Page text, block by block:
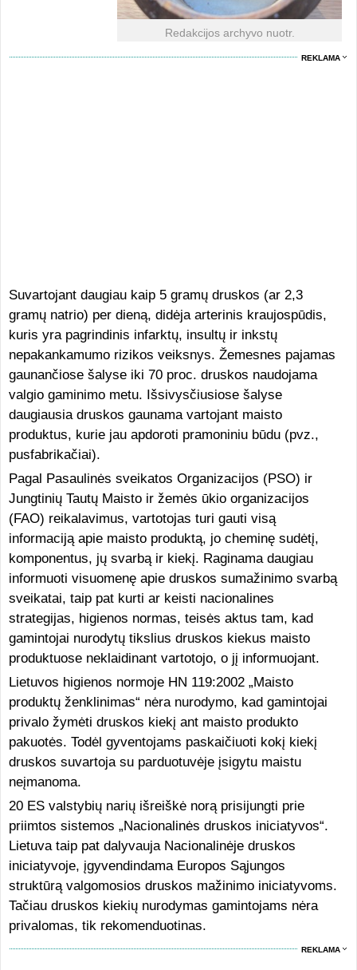
Redakcijos archyvo nuotr.
REKLAMA
Suvartojant daugiau kaip 5 gramų druskos (ar 2,3
gramų natrio) per dieną, didėja arterinis kraujospūdis,
kuris yra pagrindinis infarktų, insultų ir inkstų
nepakankamumo rizikos veiksnys. Žemesnes pajamas
gaunančiose šalyse iki 70 proc. druskos naudojama
valgio gaminimo metu. Išsivysčiusiose šalyse
daugiausia druskos gaunama vartojant maisto
produktus, kurie jau apdoroti pramoniniu būdu (pvz.,
pusfabrikačiai).
Pagal Pasaulinės sveikatos Organizacijos (PSO) ir
Jungtinių Tautų Maisto ir žemės ūkio organizacijos
(FAO) reikalavimus, vartotojas turi gauti visą
informaciją apie maisto produktą, jo cheminę sudėtį,
komponentus, jų svarbą ir kiekį. Raginama daugiau
informuoti visuomenę apie druskos sumažinimo svarbą
sveikatai, taip pat kurti ar keisti nacionalines
strategijas, higienos normas, teisės aktus tam, kad
gamintojai nurodytų tikslius druskos kiekus maisto
produktuose neklaidinant vartotojo, o jį informuojant.
Lietuvos higienos normoje HN 119:2002 „Maisto
produktų ženklinimas“ nėra nurodymo, kad gamintojai
privalo žymėti druskos kiekį ant maisto produkto
pakuotės. Todėl gyventojams paskaičiuoti kokį kiekį
druskos suvartoja su parduotuvėje įsigytu maistu
neįmanoma.
20 ES valstybių narių išreiškė norą prisijungti prie
priimtos sistemos „Nacionalinės druskos iniciatyvos“.
Lietuva taip pat dalyvauja Nacionalinėje druskos
iniciatyvoje, įgyvendindama Europos Sąjungos
struktūrą valgomosios druskos mažinimo iniciatyvoms.
Tačiau druskos kiekių nurodymas gamintojams nėra
privalomas, tik rekomenduotinas.
REKLAMA